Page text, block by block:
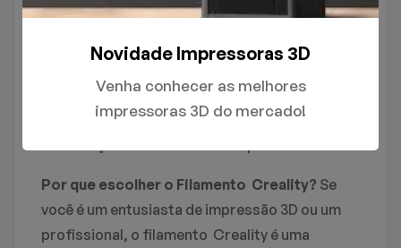
Variedade de Cores:Disponível em uma
você crie modelos 3D incríveis e detalhados.
Fácil de Usar:Fácil manuseio e excelente
desempenho, mesmo para quem está
Por que escolher o Filamento Creality? Se
você é um entusiasta de impressão 3D ou um
profissional, o filamento Creality é uma
Novidade Impressoras 3D
Venha conhecer as melhores
impressoras 3D do mercado!